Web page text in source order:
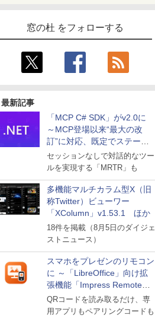
窓の杜 をフォローする
最新記事
「MCP C# SDK」がv2.0に
～MCP登場以来“最大の改
訂”に対応、既定でステート
レスへ
セッションなしで対話的なツー
ルを実現する「MRTR」も
多機能マルチカラム型X（旧
称Twitter）ビューワー
「XColumn」v1.53.1 ほか
18件を掲載（8月5日のダイジェ
ストニュース）
スマホをプレゼンのリモコン
に ～「LibreOffice」向け拡
張機能「Impress Remote」
が公開
QRコードを読み取るだけ、専
用アプリもペアリングコードも